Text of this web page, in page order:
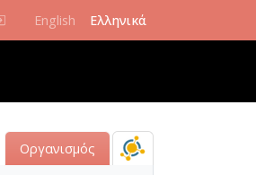
English Ελληνικά
Οργανισμός